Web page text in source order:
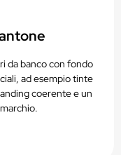
da banco con fondo
ad esempio tinte
coerente e un